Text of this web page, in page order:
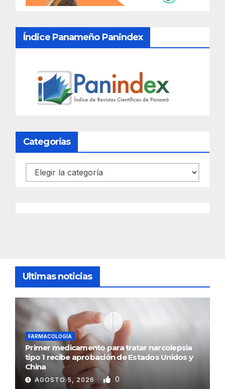
Índice Panameño Panindex
Categorías
Categorías
Ultimas noticias
FARMACOLOGÍA
Primer medicamento para tratar narcolepsia
tipo 1 recibe aprobación de Estados Unidos y
China
AGOSTO 5, 2026 0